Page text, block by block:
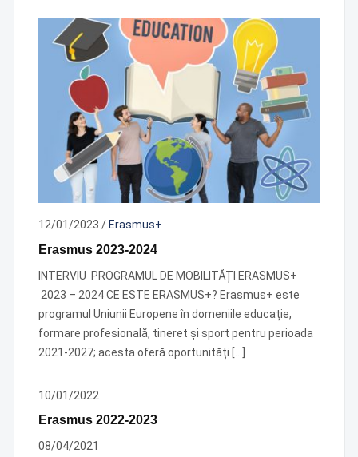
12/01/2023 / Erasmus+
Erasmus 2023-2024
INTERVIU PROGRAMUL DE MOBILITĂȚI ERASMUS+
2023 – 2024 CE ESTE ERASMUS+? Erasmus+ este
programul Uniunii Europene în domeniile educație,
formare profesională, tineret și sport pentru perioada
2021-2027; acesta oferă oportunități […]
10/01/2022
Erasmus 2022-2023
08/04/2021